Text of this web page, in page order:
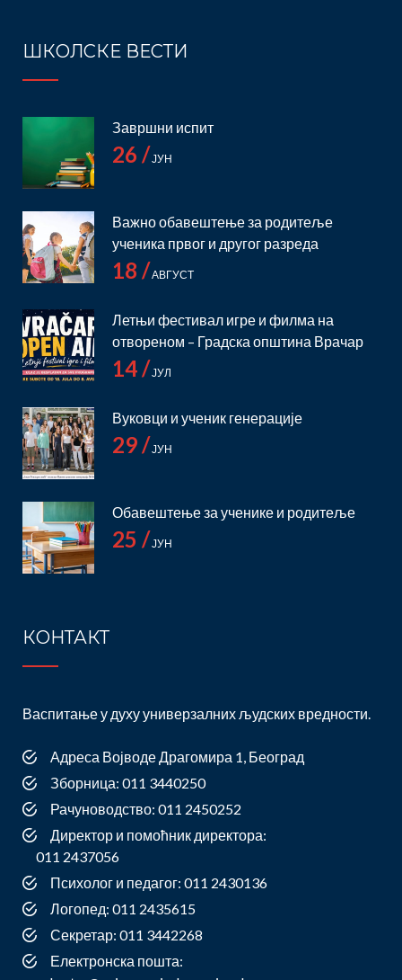
ШКОЛСКЕ ВЕСТИ
Завршни испит
26 /ЈУН
Важно обавештење за родитеље
ученика првог и другог разреда
18 /АВГУСТ
Летњи фестивал игре и филма на
отвореном – Градска општина Врачар
14 /ЈУЛ
Вуковци и ученик генерације
29 /ЈУН
Обавештење за ученике и родитеље
25 /ЈУН
КОНТАКТ
Васпитање у духу универзалних људских вредности.
Адреса Војводе Драгомира 1, Београд
Зборница: 011 3440250
Рачуноводство: 011 2450252
Директор и помоћник директора:
011 2437056
Психолог и педагог: 011 2430136
Логопед: 011 2435615
Секретар: 011 3442268
Електронска пошта: